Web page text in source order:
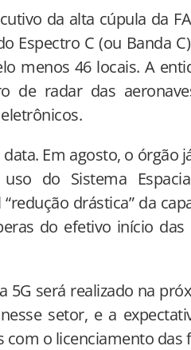
da alta cúpula da
Espectro C (ou Banda
menos 46 locais. A
de radar das
Em agosto, o órgão
do Sistema
drástica” da
do efetivo início
5G será realizado na
setor, e a
com o licenciamento das